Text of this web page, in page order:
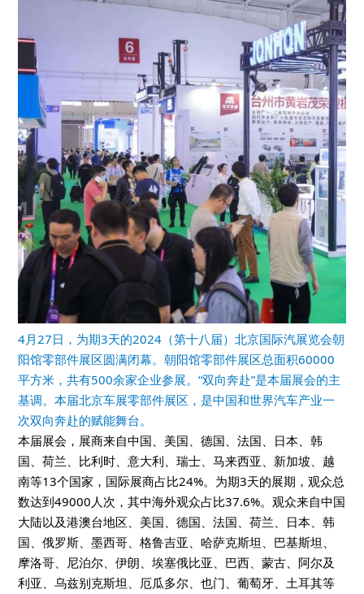
4月27日，为期3天的2024（第十八届）北京国际汽展览会朝
阳馆零部件展区圆满闭幕。朝阳馆零部件展区总面积60000
平方米，共有500余家企业参展。“双向奔赴”是本届展会的主
基调。本届北京车展零部件展区，是中国和世界汽车产业一
次双向奔赴的赋能舞台。
本届展会，展商来自中国、美国、德国、法国、日本、韩
国、荷兰、比利时、意大利、瑞士、马来西亚、新加坡、越
南等13个国家，国际展商占比24%。为期3天的展期，观众总
数达到49000人次，其中海外观众占比37.6%。观众来自中国
大陆以及港澳台地区、美国、德国、法国、荷兰、日本、韩
国、俄罗斯、墨西哥、格鲁吉亚、哈萨克斯坦、巴基斯坦、
摩洛哥、尼泊尔、伊朗、埃塞俄比亚、巴西、蒙古、阿尔及
利亚、乌兹别克斯坦、厄瓜多尔、也门、葡萄牙、土耳其等